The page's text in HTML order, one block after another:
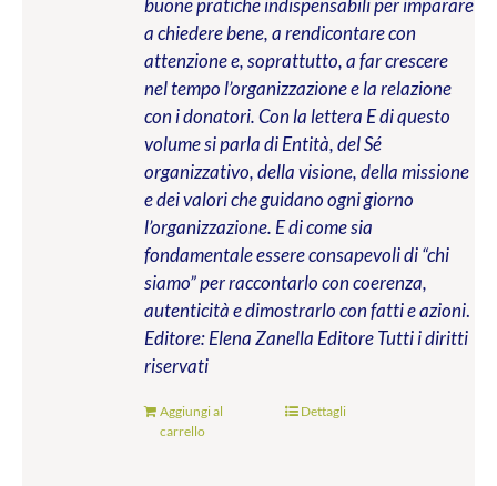
buone pratiche indispensabili per imparare
a chiedere bene, a rendicontare con
attenzione e, soprattutto, a far crescere
nel tempo l’organizzazione e la relazione
con i donatori. Con la lettera E di questo
volume si parla di Entità, del Sé
organizzativo, della visione, della missione
e dei valori che guidano ogni giorno
l’organizzazione. E di come sia
fondamentale essere consapevoli di “chi
siamo” per raccontarlo con coerenza,
autenticità e dimostrarlo con fatti e azioni.
Editore: Elena Zanella EditoreTutti i diritti
riservati
Aggiungi al
carrello
Dettagli